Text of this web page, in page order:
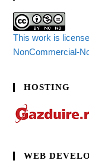
This work is
NonCommercial-
HOSTING
WEB